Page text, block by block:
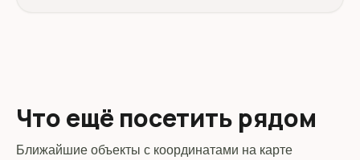
Что ещё посетить рядом
Ближайшие объекты с координатами на карте